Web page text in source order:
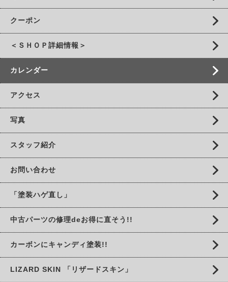
クーポン
＜ＳＨＯＰ詳細情報＞
カレンダー
アクセス
写真
スタッフ紹介
お問い合わせ
「塗装ハゲ直し」
中古パーツの修理deお得に直そう!!
カーボンにキャンディ塗装!!
LIZARD SKIN 「リザードスキン」